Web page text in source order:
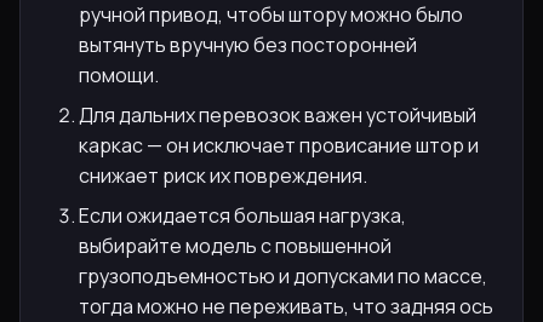
ручной привод, чтобы штору можно было
вытянуть вручную без посторонней
помощи.
Для дальних перевозок важен устойчивый
каркас — он исключает провисание штор и
снижает риск их повреждения.
Если ожидается большая нагрузка,
выбирайте модель с повышенной
грузоподъемностью и допусками по массе,
тогда можно не переживать, что задняя ось